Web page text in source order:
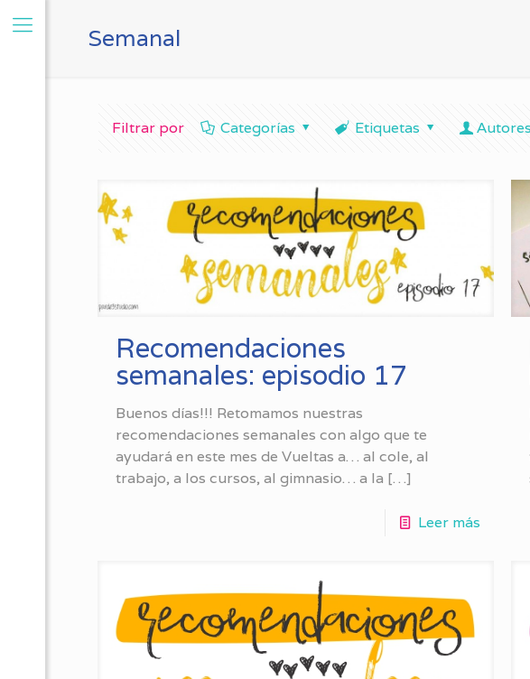
Semanal
Filtrar por Categorías Etiquetas
Recomendaciones
semanales: episodio 17
Buenos días!!! Retomamos nuestras
recomendaciones semanales con algo que te
ayudará en este mes de Vueltas a… al cole, al
trabajo, a los cursos, al gimnasio… a la […]
Leer más